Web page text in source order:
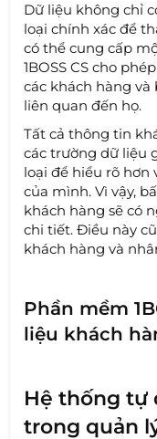
Dữ liệu không chỉ
loại chính xác để
có thể cung cấp
1BOSS CS cho
các khách hàng
liên quan đến họ.
Tất cả thông tin
các trường dữ liệu
loại để hiểu rõ
của mình. Vì vậy,
khách hàng sẽ có
chi tiết. Điều này
khách hàng và
Phần mềm
liệu khách
Hệ thống tự
trong quản